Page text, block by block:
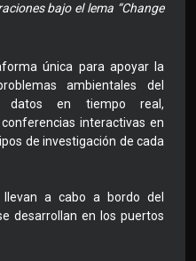
bajo el lema “Change
única para apoyar la
ambientales del
en tiempo real,
interactivas en
de investigación de cada
a cabo a bordo del
desarrollan en los puertos